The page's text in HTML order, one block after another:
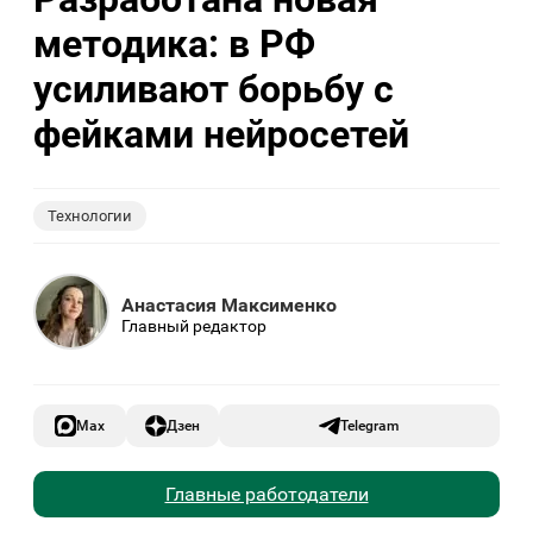
методика: в РФ
усиливают борьбу с
фейками нейросетей
Технологии
Анастасия Максименко
Главный редактор
Max Дзен Telegram
Главные работодатели